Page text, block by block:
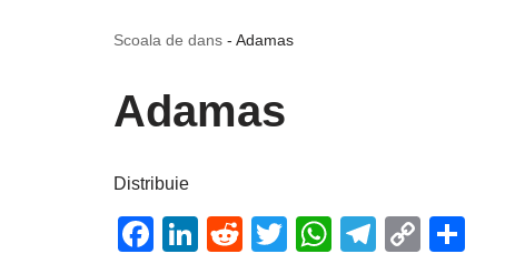
Scoala de dans - Adamas
Adamas
Distribuie
Facebook
LinkedIn
RedditTwitterWhatsApp
Telegram
Copy